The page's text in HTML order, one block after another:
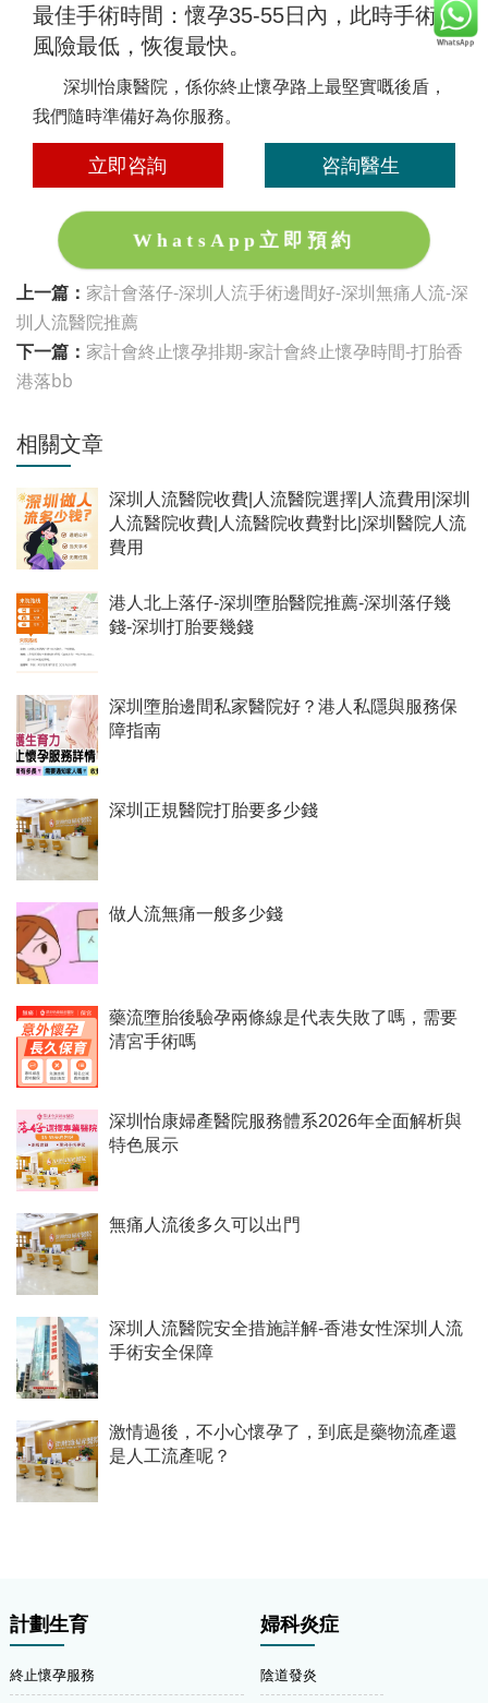
最佳手術時間：懷孕35-55日內，此時手術
風險最低，恢復最快。
深圳怡康醫院，係你終止懷孕路上最堅實嘅後盾，
我們隨時準備好為你服務。
立即咨詢 咨詢醫生
WhatsApp立即預約
上一篇： 家計會落仔-深圳人流手術邊間好-深圳無痛人流-深
圳人流醫院推薦
下一篇： 家計會終止懷孕排期-家計會終止懷孕時間-打胎香
港落bb
相關文章
深圳人流醫院收費|人流醫院選擇|人流費用|深圳
人流醫院收費|人流醫院收費對比|深圳醫院人流
費用
港人北上落仔-深圳墮胎醫院推薦-深圳落仔幾
錢-深圳打胎要幾錢
深圳墮胎邊間私家醫院好？港人私隱與服務保
障指南
深圳正規醫院打胎要多少錢
做人流無痛一般多少錢
藥流墮胎後驗孕兩條線是代表失敗了嗎，需要
清宮手術嗎
深圳怡康婦產醫院服務體系2026年全面解析與
特色展示
無痛人流後多久可以出門
深圳人流醫院安全措施詳解-香港女性深圳人流
手術安全保障
激情過後，不小心懷孕了，到底是藥物流產還
是人工流產呢？
計劃生育
終止懷孕服務
婦科炎症
陰道發炎